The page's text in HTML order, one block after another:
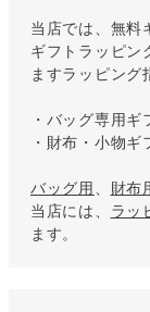
当店では、無料
ギフトラッピン
ますラッピング
・バッグ専用ギ
・財布・小物ギ
バッグ用 財布
当店には、 ラッ
ます。